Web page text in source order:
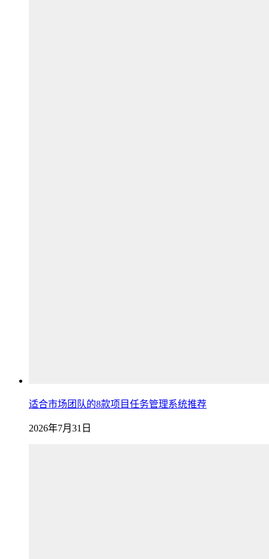
适合市场团队的8款项目任务管理系统推荐
2026年7月31日